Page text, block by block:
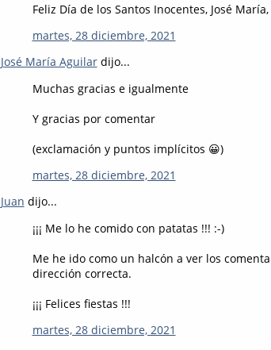
Feliz Día de los Santos Inocentes, José
martes, 28 diciembre, 2021
José María Aguilardijo...
Muchas gracias e igualmente
Y gracias por comentar
(exclamación y puntos implícitos 😀)
martes, 28 diciembre, 2021
Juan dijo...
¡¡¡ Me lo he comido con patatas !!! :-)
Me he ido como un halcón a ver los
dirección correcta.
¡¡¡ Felices fiestas !!!
martes, 28 diciembre, 2021